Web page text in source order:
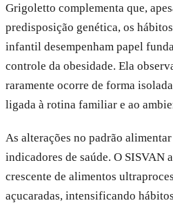
Grigoletto complementa que,
predisposição genética, os
infantil desempenham papel
controle da obesidade. Ela
raramente ocorre de forma
ligada à rotina familiar e ao
As alterações no padrão
indicadores de saúde. O SISVAN
crescente de alimentos
açucaradas, intensificando